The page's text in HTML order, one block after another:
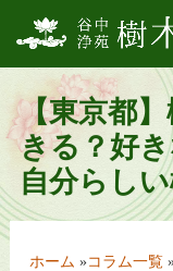
content
【東京都
きる？好
自分らし
ホーム »コラム一覧